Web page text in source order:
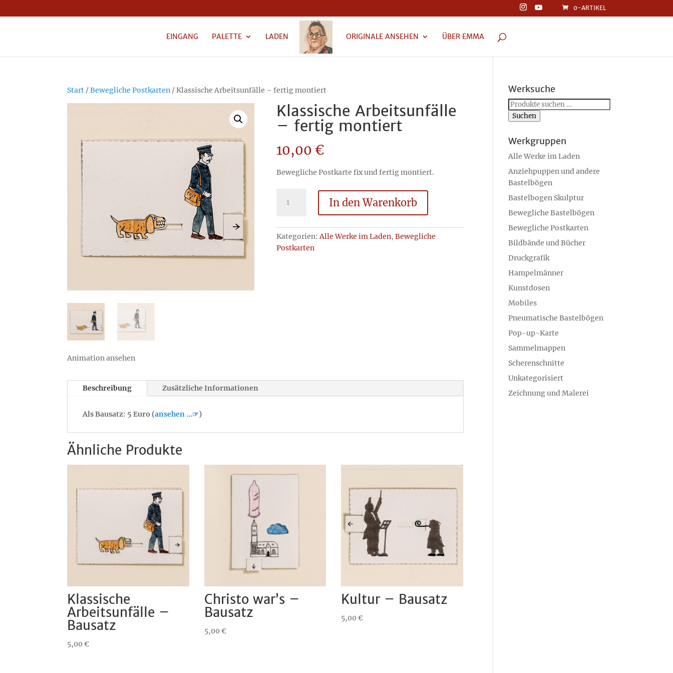
0-ARTIKEL
EINGANG PALETTE LADEN ORIGINALE ANSEHEN ÜBER EMMA
Start /Bewegliche Postkarten / Klassische Arbeitsunfälle – fertig montiert
Animation ansehen
Klassische Arbeitsunfälle
– fertig montiert
10,00 €
Bewegliche Postkarte fix und fertig montiert.
Arbeitsunfälle
fertig
montiert
Menge
In den Warenkorb
Kategorien:Alle Werke im Laden, Bewegliche
Postkarten
Beschreibung Zusätzliche Informationen
Als Bausatz: 5 Euro (ansehen …☞)
Ähnliche Produkte
Klassische
Arbeitsunfälle –
Bausatz
5,00€
Christo war’s –
Bausatz
5,00 €
Kultur – Bausatz
5,00€
Werksuche
Suchen
nach:
Suchen
Werkgruppen
Alle Werke im Laden
Anziehpuppen und andere
Bastelbögen
Bastelbogen Skulptur
Bewegliche Bastelbögen
Bewegliche Postkarten
Bildbände und Bücher
Druckgrafik
Hampelmänner
Kunstdosen
Mobiles
Pneumatische Bastelbögen
Pop-up-Karte
Sammelmappen
Scherenschnitte
Unkategorisiert
Zeichnung und Malerei